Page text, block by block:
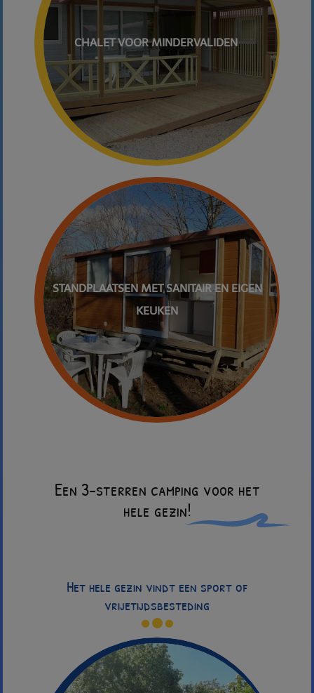
CHALET VOOR MINDERVALIDEN
STANDPLAATSEN MET SANITAIR EN EIGEN
KEUKEN
Een 3-sterren camping voor het
hele gezin!
Het hele gezin vindt een sport of
vrijetijdsbesteding